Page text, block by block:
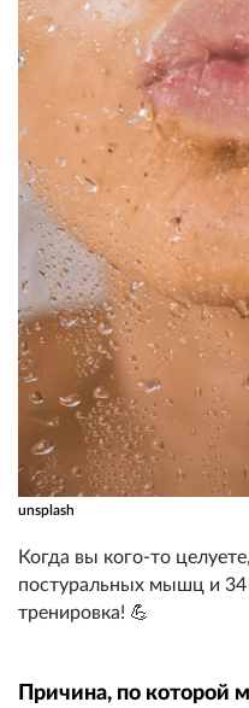
unsplash
Когда вы кого-то
постуральных мышц и
тренировка! 💪
Причина, по которой